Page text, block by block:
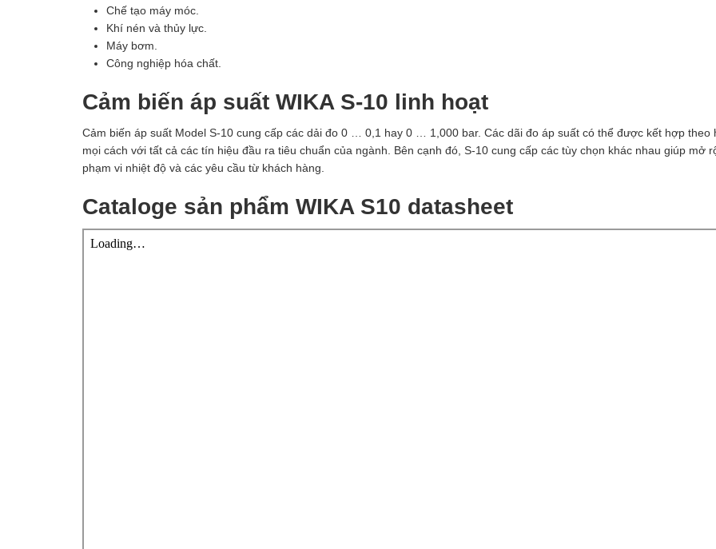
Chế tạo máy móc.
Khí nén và thủy lực.
Máy bơm.
Công nghiệp hóa chất.
Cảm biến áp suất WIKA S-10 linh hoạt
Cảm biến áp suất Model S-10 cung cấp các dải đo 0 … 0,1 hay 0 … 1,000 bar. Các dãi đo áp suất có thể được kết hợp theo
mọi cách với tất cả các tín hiệu đầu ra tiêu chuẩn của ngành. Bên cạnh đó, S-10 cung cấp các tùy chọn khác nhau giúp mở
phạm vi nhiệt độ và các yêu cầu từ khách hàng.
Cataloge sản phẩm WIKA S10 datasheet